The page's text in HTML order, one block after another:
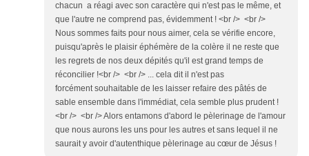
chacun a réagi avec son caractère qui n'est pas le même, et
que l'autre ne comprend pas, évidemment ! <br /> <br />
Nous sommes faits pour nous aimer, cela se vérifie encore,
puisqu'après le plaisir éphémère de la colère il ne reste que
les regrets de nos deux dépités qu'il est grand temps de
réconcilier !<br /> <br /> ... cela dit il n'est pas
forcément souhaitable de les laisser refaire des pâtés de
sable ensemble dans l'immédiat, cela semble plus prudent !
<br /> <br /> Alors entamons d'abord le pèlerinage de l'amour
que nous aurons les uns pour les autres et sans lequel il ne
saurait y avoir d'autenthique pèlerinage au cœur de Jésus !